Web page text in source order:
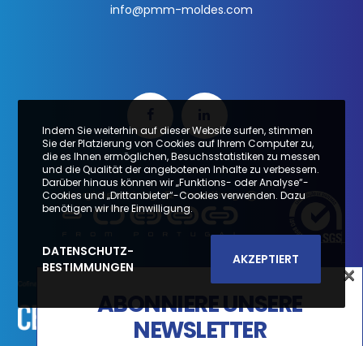
info@pmm-moldes.com
Indem Sie weiterhin auf dieser Website surfen, stimmen
Sie der Platzierung von Cookies auf Ihrem Computer zu,
die es Ihnen ermöglichen, Besuchsstatistiken zu messen
und die Qualität der angebotenen Inhalte zu verbessern.
Darüber hinaus können wir „Funktions- oder Analyse“-
Cookies und „Drittanbieter“-Cookies verwenden. Dazu
benötigen wir Ihre Einwilligung.
DATENSCHUTZ-
BESTIMMUNGEN
AKZEPTIERT
SUBSCREVA A NOSSA
×
ABONNIERE UNSERE
NEWSLETTER
×